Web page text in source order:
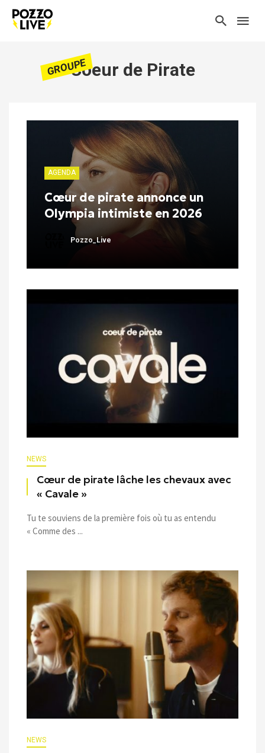
GROUPECoeur de Pirate
AGENDA
Cœur de pirate annonce un
Olympia intimiste en 2026
Pozzo_Live
NEWS
Cœur de pirate lâche les chevaux avec
« Cavale »
Tu te souviens de la première fois où tu as entendu
« Comme des ...
NEWS